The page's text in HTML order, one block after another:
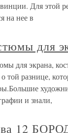
Для этой
на нее в
для
для экрана,
о той разнице,
и знали,
12